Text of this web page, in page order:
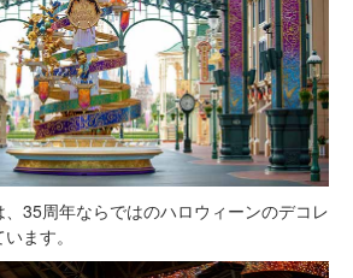
35周年ならではのハロウィーンのデコレ
ます。